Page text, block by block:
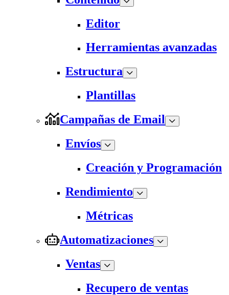
Editor
Herramientas avanzadas
Estructura
Plantillas
Campañas de Email
Envíos
Creación y Programación
Rendimiento
Métricas
Automatizaciones
Ventas
Recupero de ventas